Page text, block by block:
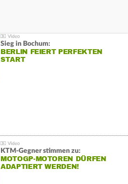
Sieg in Bochum:
BERLIN FEIERT PERFEKTEN
START
KTM-Gegner stimmen zu:
MOTOGP-MOTOREN DÜRFEN
ADAPTIERT WERDEN!